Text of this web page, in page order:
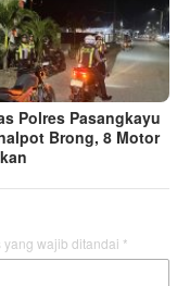
Polres Pasangkayu
Brong, 8 Motor
yang wajib ditandai *